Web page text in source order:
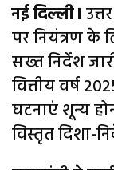
नई दिल्ली।
पर नियंत्रण के
सख्त निर्देश
वित्तीय वर्ष
घटनाएं शून्य
विस्तृत दिशा-